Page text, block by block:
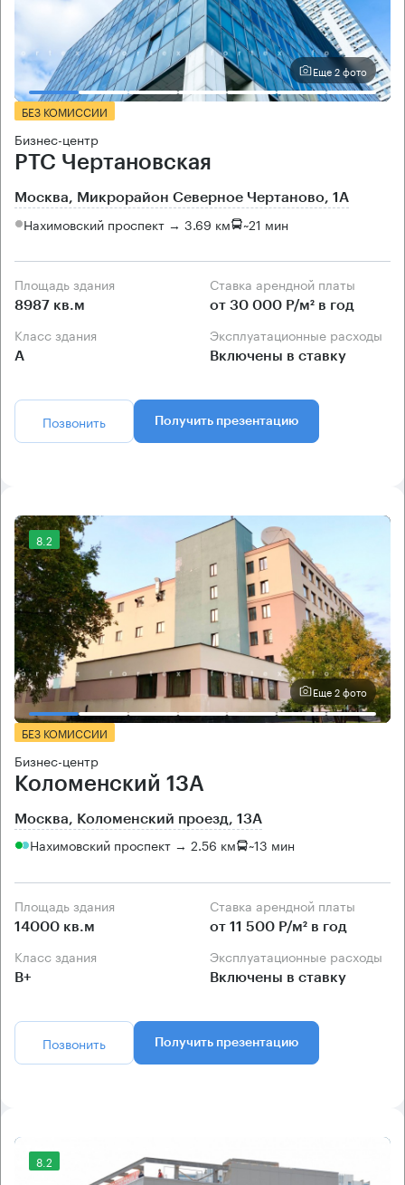
Еще 2 фото
БЕЗ КОМИССИИ
Бизнес-центр
РТС Чертановская
Москва, Микрорайон Северное Чертаново, 1А
Нахимовский проспект → 3.69 км ~21 мин
Площадь здания
8987 кв.м
Ставка арендной платы
от 30 000 Р/м² в год
Класс здания
А
Эксплуатационные расходы
Включены в ставку
Позвонить Получить презентацию
8.2
Еще 2 фото
БЕЗ КОМИССИИ
Бизнес-центр
Коломенский 13А
Москва, Коломенский проезд, 13А
Нахимовский проспект → 2.56 км ~13 мин
Площадь здания
14000 кв.м
Ставка арендной платы
от 11 500 Р/м² в год
Класс здания
B+
Эксплуатационные расходы
Включены в ставку
Позвонить Получить презентацию
8.2